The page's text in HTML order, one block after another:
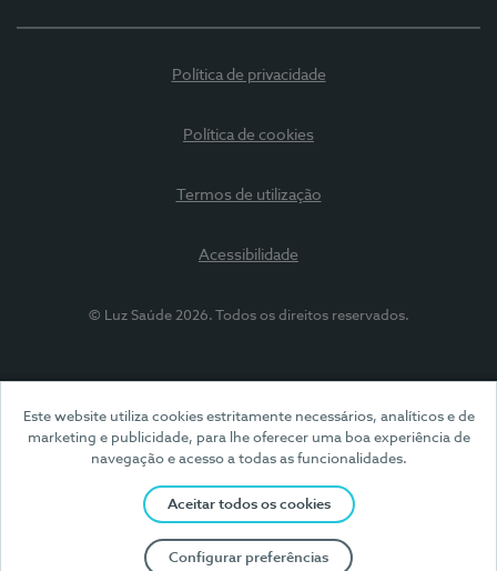
Este website utiliza cookies estritamente necessários, analíticos e de
marketing e publicidade, para lhe oferecer uma boa experiência de
navegação e acesso a todas as funcionalidades.
Aceitar todos os cookies
Configurar preferências
Política de privacidade
Política de cookies
Termos de utilização
Acessibilidade
© Luz Saúde 2026. Todos os direitos reservados.